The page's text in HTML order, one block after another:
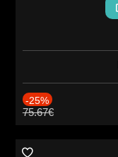
-25%
75.67€